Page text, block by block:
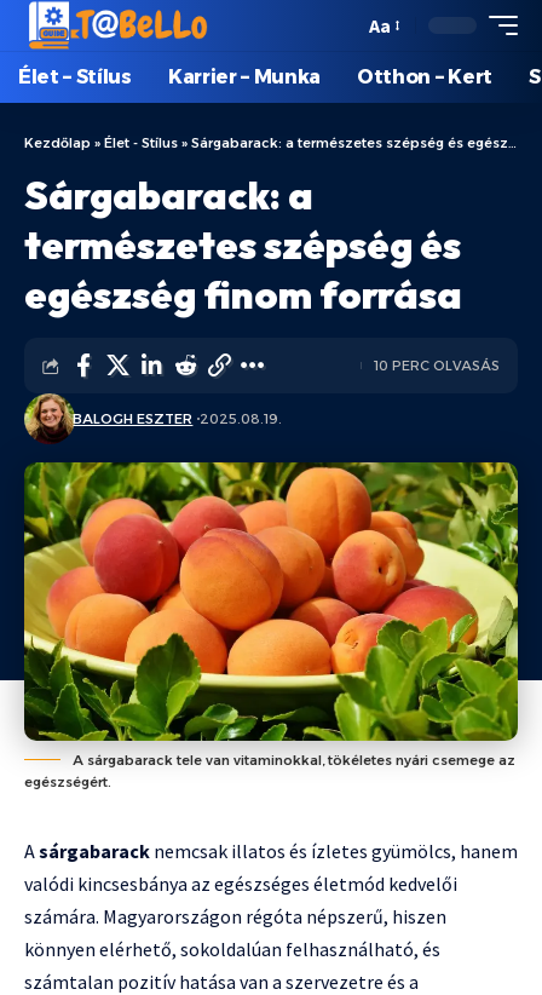
Aa
Élet – Stílus Karrier – Munka Otthon – Kert
Kezdőlap » Élet - Stílus » Sárgabarack: a természetes szépség és egészség finom forrása
Sárgabarack: a
természetes szépség és
egészség finom forrása
BALOGH ESZTER 2025.08.19.
10 PERC OLVASÁS
A sárgabarack tele van vitaminokkal, tökéletes nyári csemege az
egészségért.
Asárgabarack nemcsak illatos és ízletes gyümölcs, hanem
valódi kincsesbánya az egészséges életmód kedvelői
számára. Magyarországon régóta népszerű, hiszen
könnyen elérhető, sokoldalúan felhasználható, és
számtalan pozitív hatása van a szervezetre és a